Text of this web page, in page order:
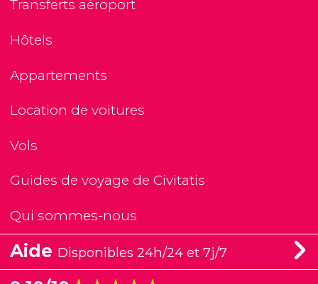
Transferts aéroport
Hôtels
Appartements
Location de voitures
Vols
Guides de voyage de Civitatis
Qui sommes-nous
Aide Disponibles 24h/24 et 7j/7